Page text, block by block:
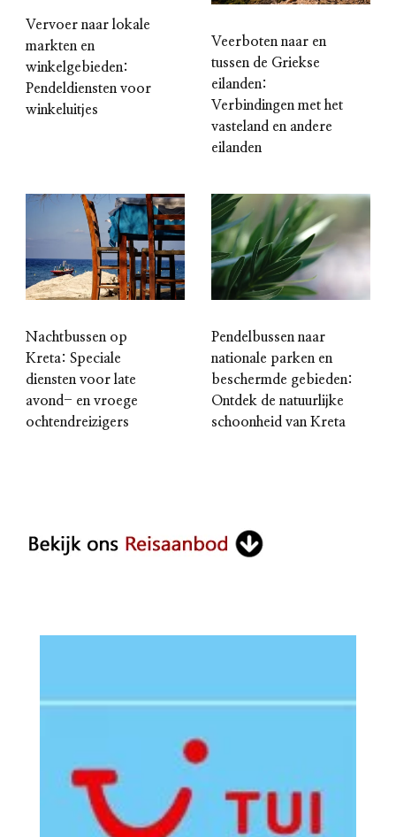
Vervoer naar lokale
markten en
winkelgebieden:
Pendeldiensten voor
winkeluitjes
Veerboten naar en
tussen de Griekse
eilanden:
Verbindingen met het
vasteland en andere
eilanden
Nachtbussen op
Kreta: Speciale
diensten voor late
avond- en vroege
ochtendreizigers
Pendelbussen naar
nationale parken en
beschermde gebieden:
Ontdek de natuurlijke
schoonheid van Kreta